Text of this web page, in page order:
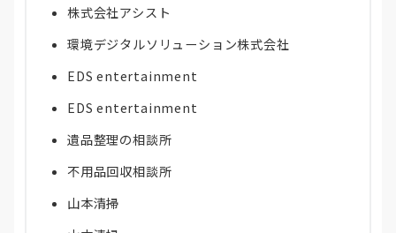
株式会社アシスト
環境デジタルソリューション株式会社
EDS entertainment
EDS entertainment
遺品整理の相談所
不用品回収相談所
山本清掃